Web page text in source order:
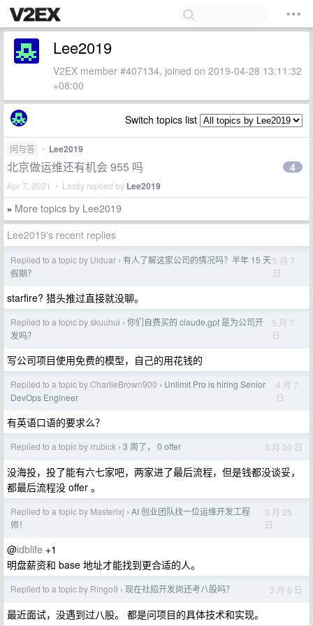
Lee2019
V2EX member #407134, joined on 2019-04-28 13:11:32
+08:00
Switch topics list
问与答 • Lee2019
北京做运维还有机会 955 吗
Apr 7, 2021 • Lastly replied by Lee2019
4
» More topics by Lee2019
Lee2019's recent replies
Replied to a topic by Ulduar › 有人了解这家公司的情况吗？半年 15 天
假期？
5 月 7
日
starfire? 猎头推过直接就没聊。
Replied to a topic by skuuhui › 你们自费买的 claude,gpt 是为公司开
发吗？
5 月 7
日
写公司项目使用免费的模型，自己的用花钱的
Replied to a topic by CharlieBrown900 › Unlimit Pro is hiring Senior
DevOps Engineer
4 月 7
日
有英语口语的要求么？
Replied to a topic by rrubick › 3 周了， 0 offer 3 月 30 日
没海投，投了能有六七家吧，两家进了最后流程，但是钱都没谈妥，
都最后流程没 offer 。
Replied to a topic by Masterlxj › AI 创业团队找一位运维开发工程
师！
3 月 25
日
@idblife +1
明盘薪资和 base 地址才能找到更合适的人。
Replied to a topic by Ringo9 › 现在社招开发岗还考八股吗？ 3 月 6 日
最近面试，没遇到过八股。 都是问项目的具体技术和实现。